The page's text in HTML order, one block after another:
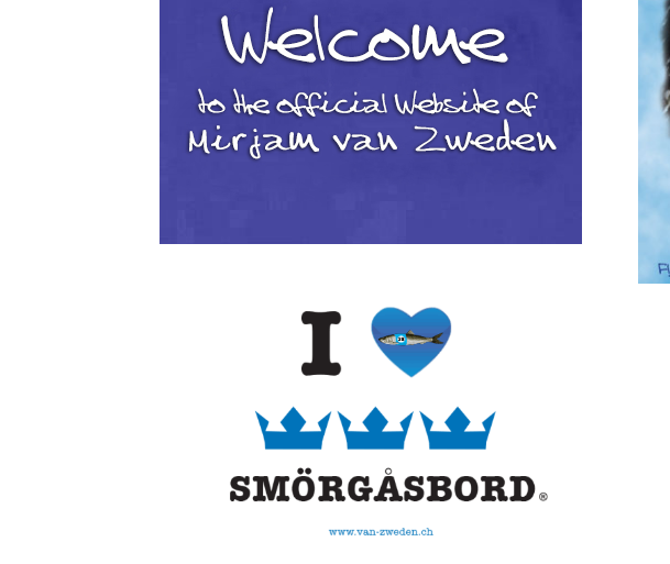
Ik hou van Smorgasbord